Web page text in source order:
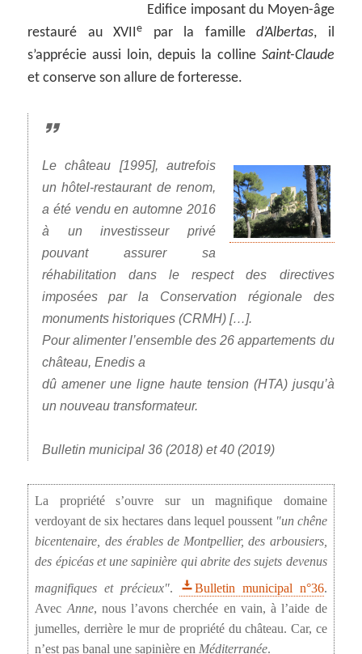
Edifice imposant du Moyen-âge
restauré au XVIIe par la familled’Albertas, il
s’apprécie aussi loin, depuis la colline Saint-Claude
et conserve son allure de forteresse.
Le château [1995], autrefois
un hôtel-restaurant de renom,
a été vendu en automne 2016
à un investisseur privé
pouvant assurer sa
réhabilitation dans le respect des directives
imposées par la Conservation régionale des
monuments historiques (CRMH) […].
Pour alimenter l’ensemble des 26 appartements du
château, Enedis a
dû amener une ligne haute tension (HTA) jusqu’à
un nouveau transformateur.
Bulletin municipal 36 (2018) et 40 (2019)
La propriété s’ouvre sur un magniﬁque domaine
verdoyant de six hectares dans lequel poussent un chêne
bicentenaire, des érables de Montpellier, des arbousiers,
des épicéas et une sapinière qui abrite des sujets devenus
magnifiques et précieux . Bulletin municipal n°36.
Avec Anne, nous l’avons cherchée en vain, à l’aide de
jumelles, derrière le mur de propriété du château. Car, ce
n’est pas banal une sapinière en Méditerranée.